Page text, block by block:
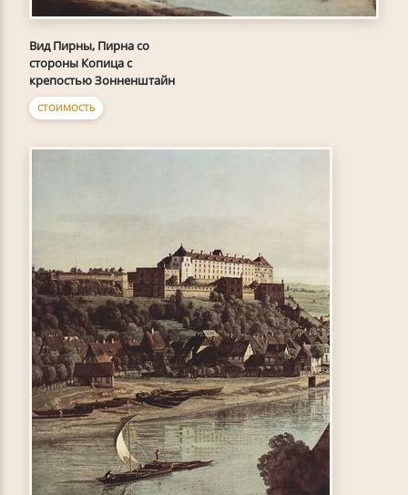
Вид Пирны, Пирна со
стороны Копица с
крепостью Зонненштайн
СТОИМОСТЬ